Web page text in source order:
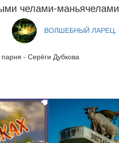
челами-маньячелами
ВОЛШЕБНЫЙ ЛАРЕЦ.
- Серёги Дубкова